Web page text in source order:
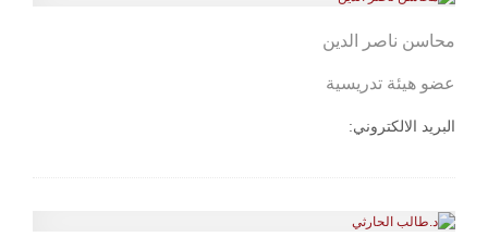
محاسن ناصر الدين
عضو هيئة تدريسية
البريد الالكتروني: